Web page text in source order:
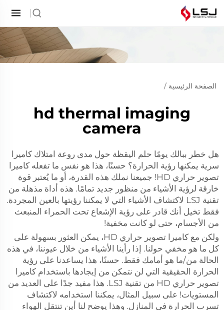
الصفحة الرئيسية/
hd thermal imaging
camera
هل خطر ببالك يومًا حلم اليقظة حول مدى روعة امتلاك كاميرا
سرية يمكنها رؤية الحرارة؟ حسنًا، هذا هو نفس ما تفعله كاميرا
تصوير حراري HD! جميعنا نملك هذه القدرة، أو ما يُعتبر قوة
خارقة لرؤية الأشياء من منظور جديد تمامًا. هذه أداة مذهلة من
تقنية LSJ لاكتشاف الأشياء التي لا يمكننا رؤيتها بالعين المجردة.
فقط تخيل أنك قادر على رؤية الإشعاع تحت الحمراء المنبعث
من الأجسام، حتى لو كانت مخفية!
ولكن مع كاميرا تصوير حراري HD، يمكن العثور بسهولة على
كل ما هو مخفي حولنا. إذا رأينا الأشياء من خلال عيوننا، في هذه
الحالة من/ما هو أمامك فقط. حسنًا، هذا يساعدنا على رؤية
الحرارة الحقيقية التي لن نتمكن من إيجادها باستخدام كاميرا
تصوير حراري HD من تقنية LSJ. هذا مفيد جدًا على العديد من
المستويات! على سبيل المثال، يمكننا استخدامه لاكتشاف
تسرب الحرارة في المنازل. وهذا يوضح لنا أين تنتقل الهواء